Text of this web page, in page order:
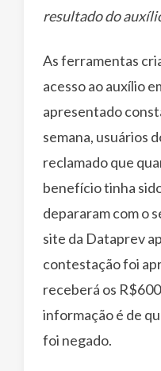
resultado do
As ferramentas
acesso ao auxílio
apresentado
semana, usuários
reclamado que
benefício tinha
depararam com o
site da Dataprev
contestação foi
receberá os
informação é de
foi negado.